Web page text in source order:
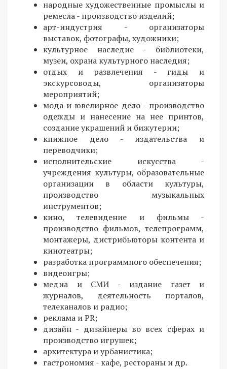
народные художественные промыслы и
ремесла - производство изделий;
арт-индустрия - организаторы
выставок, фотографы, художники;
культурное наследие - библиотеки,
музеи, охрана культурного наследия;
отдых и развлечения - гиды и
экскурсоводы, организаторы
мероприятий;
мода и ювелирное дело - производство
одежды и нанесение на нее принтов,
создание украшений и бижутерии;
книжное дело - издательства и
переводчики;
исполнительские искусства -
учреждения культуры, образовательные
организации в области культуры,
производство музыкальных
инструментов;
кино, телевидение и фильмы -
производство фильмов, телепрограмм,
монтажеры, дистрибьюторы контента и
кинотеатры;
разработка программного обеспечения;
видеоигры;
медиа и СМИ - издание газет и
журналов, деятельность порталов,
телеканалов и радио;
реклама и PR;
дизайн - дизайнеры во всех сферах и
производство игрушек;
архитектура и урбанистика;
гастрономия - кафе, рестораны и др.